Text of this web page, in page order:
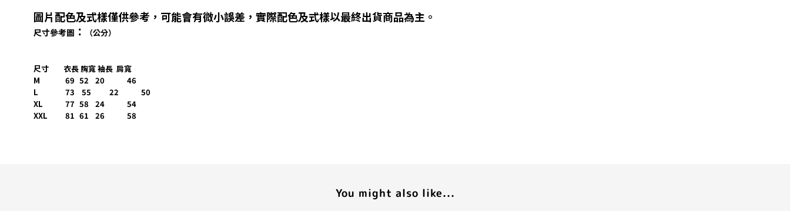
圖片配色及式樣僅供參考，可能會有微小誤差，實際配色及式樣以最終出貨商品為主。
尺寸參考圖 ： （公分）
尺寸
衣長 胸寬 袖長 肩寬
M
69 52 20
46
L
73 55 22
50
XL
77 58 24
54
XXL 81 61 26 58
You might also like...